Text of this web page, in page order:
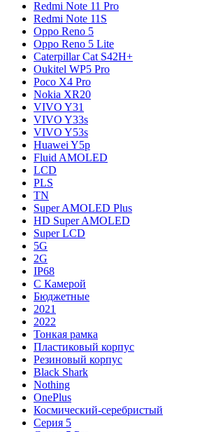
Redmi Note 11 Pro
Redmi Note 11S
Oppo Reno 5
Oppo Reno 5 Lite
Caterpillar Cat S42H+
Oukitel WP5 Pro
Poco X4 Pro
Nokia XR20
VIVO Y31
VIVO Y33s
VIVO Y53s
Huawei Y5p
Fluid AMOLED
LCD
PLS
TN
Super AMOLED Plus
HD Super AMOLED
Super LCD
5G
2G
IP68
С Камерой
Бюджетные
2021
2022
Тонкая рамка
Пластиковый корпус
Резиновый корпус
Black Shark
Nothing
OnePlus
Космический-серебристый
Серия 5